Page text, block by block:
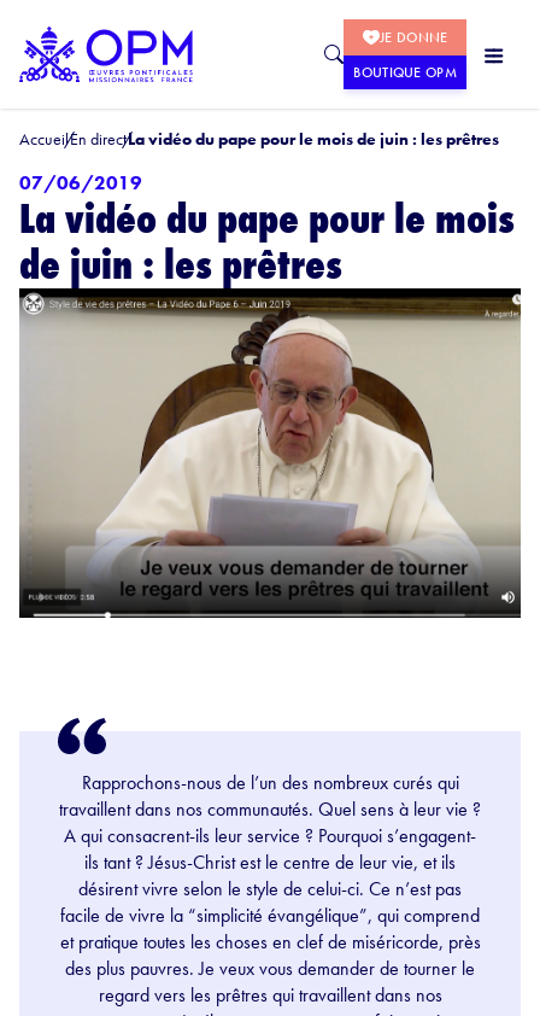
JE DONNE
BOUTIQUE OPM
AccueilEn directLa vidéo du pape pour le mois de juin : les prêtres
07/06/2019
La vidéo du pape pour le mois
de juin : les prêtres
Rapprochons-nous de l’un des nombreux curés qui
travaillent dans nos communautés. Quel sens à leur vie ?
A qui consacrent-ils leur service ? Pourquoi s’engagent-
ils tant ? Jésus-Christ est le centre de leur vie, et ils
désirent vivre selon le style de celui-ci. Ce n’est pas
facile de vivre la “simplicité évangélique”, qui comprend
et pratique toutes les choses en clef de miséricorde, près
des plus pauvres. Je veux vous demander de tourner le
regard vers les prêtres qui travaillent dans nos